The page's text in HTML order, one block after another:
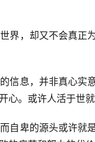
界，却又不会真正
信息，并非真心实
心。或许人活于世
自卑的源头或许就